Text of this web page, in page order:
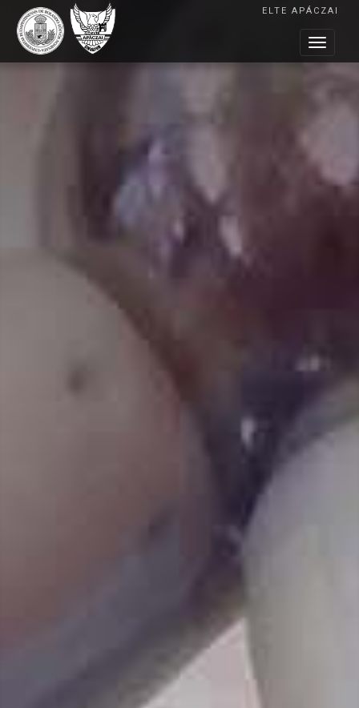
ELTE APÁCZAI